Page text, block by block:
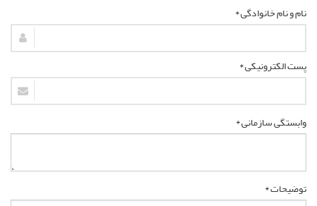
نام و نام خانوادگی *
پست الکترونیکی *
وابستگی سازمانی *
توضیحات *